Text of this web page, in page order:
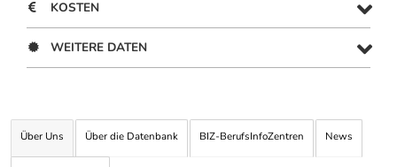
KOSTEN
WEITERE DATEN
Über Uns Über die Datenbank BIZ-BerufsInfoZentren News